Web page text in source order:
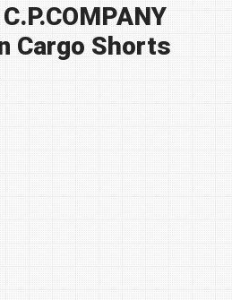
Cargo Shorts